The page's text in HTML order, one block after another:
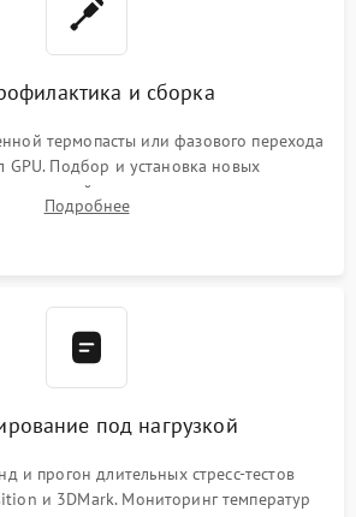
и сборка
термопасты или фазового перехода
GPU. Подбор и установка новых
правильной толщины на память и цепи
и бэкплейта, подключение и
Подробнее
под нагрузкой
и прогон длительных стресс-тестов
и 3DMark. Мониторинг температур